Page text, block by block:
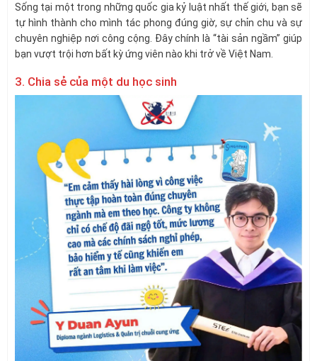
Sống tại một trong những quốc gia kỷ luật nhất thế giới, bạn sẽ
tự hình thành cho mình tác phong đúng giờ, sự chỉn chu và sự
chuyên nghiệp nơi công cộng. Đây chính là “tài sản ngầm” giúp
bạn vượt trội hơn bất kỳ ứng viên nào khi trở về Việt Nam.
3. Chia sẻ của một du học sinh